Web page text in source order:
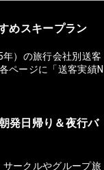
めスキープラン
）の旅行会社別送客
ページに「送客実績N
発日帰り＆夜行バ
ークルやグループ旅